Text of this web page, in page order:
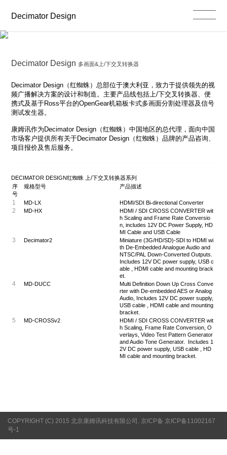
Decimator Design
Decimator Design 多画面&上/下交叉转换器
Decimator Design （红蜘蛛）总部位于澳大利亚，致力于提供领先的视
频广播解决方案的设计和制造。主要产品线包括上/下交叉转换器、便
携式及基于Ross平台的OpenGear机箱板卡式多画面分割处理器及信号
测试发生器。
康姆讯作为 Decimator Design （红蜘蛛）中国地区的总代理，面向中国
市场客户提供所有关于Decimator Design （红蜘蛛）品牌的产品咨询、
项目报价及售后服务。
DECIMATOR DESIGN红蜘蛛 上/下交叉转换器系列
序
号
规格型号 产品描述
1 MD-LX HDMI/SDI Bi‐directional Converter
2 MD-HX
HDMI / SDI CROSS CONVERTER wit
h Scaling and Frame Rate Conversio
n, includes 12V DC Power Supply, HD
MI Cable and USB Cable
3 Decimator2
Miniature (3G/HD/SD)-SDI to HDMI wi
th De-Embedded Analogue Audio and
NTSC/PAL Down-Converted Outputs.
Includes 12V DC power supply, USB c
able , HDMI cable and mounting brack
et.
4 MD-DUCC
Multi Definition Down Up Cross Conve
rter with De-embedded AES or Analog
Audio, Includes 12V DC power supply,
USB cable , HDMI cable and mounting
bracket.
5 MD-CROSSv2
HDMI / SDI CROSS CONVERTER wit
h Scaling, Frame Rate Conversion, O
verlays, Video Test Pattern Generator
and Audio Tone Generator. Includes 1
2V DC power supply, USB cable , HD
MI cable and mounting bracket.
COPYRIGHT (C) 2015 北京康姆讯科技有限公司. 京ICP备 京ICP备11002167
号-1